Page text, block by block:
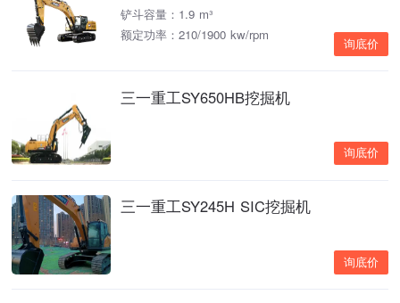
铲斗容量：1.9 m³
额定功率：210/1900 kw/rpm
询底价
三一重工SY650HB挖掘机
询底价
三一重工SY245H SIC挖掘机
询底价